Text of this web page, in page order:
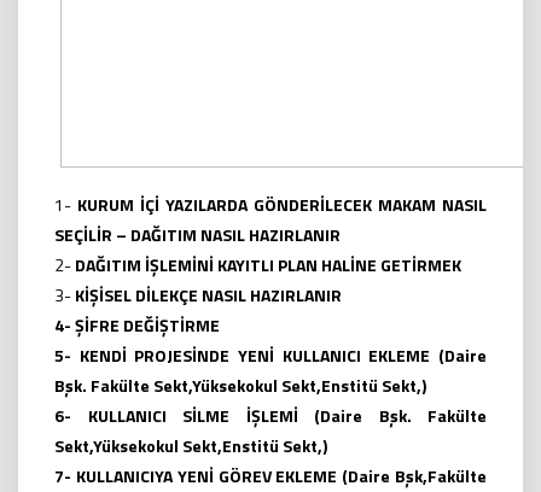
1- KURUM İÇİ YAZILARDA GÖNDERİLECEK MAKAM NASIL
SEÇİLİR – DAĞITIM NASIL HAZIRLANIR
2-DAĞITIM İŞLEMİNİ KAYITLI PLAN HALİNE GETİRMEK
3-KİŞİSEL DİLEKÇE NASIL HAZIRLANIR
4-ŞİFRE DEĞİŞTİRME
5- KENDİ PROJESİNDE YENİ KULLANICI EKLEME (Daire
Bşk. Fakülte Sekt,Yüksekokul Sekt,Enstitü Sekt,)
6- KULLANICI SİLME İŞLEMİ (Daire Bşk. Fakülte
Sekt,Yüksekokul Sekt,Enstitü Sekt,)
7- KULLANICIYA YENİ GÖREV EKLEME (Daire Bşk,Fakülte